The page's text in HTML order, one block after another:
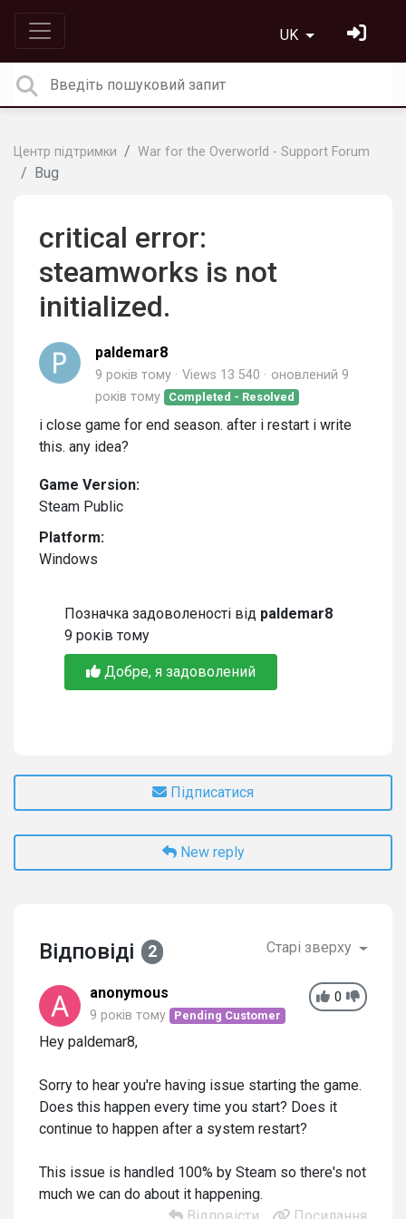
UK
Центр підтримки War for the Overworld - Support Forum
Bug
critical error:
steamworks is not
initialized.
paldemar8
9 років тому Views 13 540 оновлений 9
років тому
Completed - Resolved
i close game for end season. after i restart i write
this. any idea?
Game Version:
Steam Public
Platform:
Windows
Позначка задоволеності від paldemar8
9 років тому
Добре, я задоволений
Підписатися
New reply
Відповіді 2 Старі зверху
0
anonymous
9 років тому Pending Customer
Hey paldemar8,
Sorry to hear you're having issue starting the game.
Does this happen every time you start? Does it
continue to happen after a system restart?
This issue is handled 100% by Steam so there's not
much we can do about it happening.